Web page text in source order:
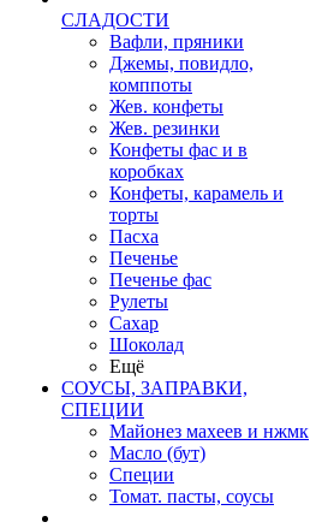
СЛАДОСТИ
Вафли, пряники
Джемы, повидло,
комппоты
Жев. конфеты
Жев. резинки
Конфеты фас и в
коробках
Конфеты, карамель и
торты
Пасха
Печенье
Печенье фас
Рулеты
Сахар
Шоколад
Ещё
СОУСЫ, ЗАПРАВКИ,
СПЕЦИИ
Майонез махеев и нжмк
Масло (бут)
Специи
Томат. пасты, соусы